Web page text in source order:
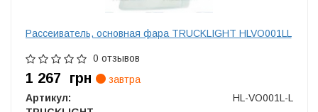
Рассеиватель, основная фара TRUCKLIGHT HLVO001LL
0 отзывов
1 267 грн
завтра
Артикул:
HL-VO001L-L